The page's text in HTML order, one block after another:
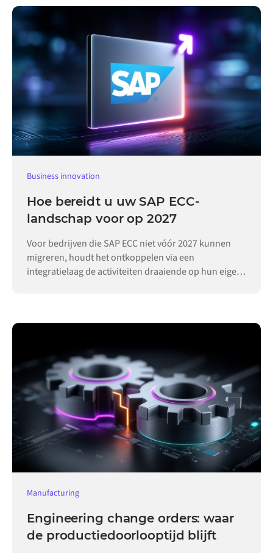
Business innovation
Hoe bereidt u uw SAP ECC-
landschap voor op 2027
Voor bedrijven die SAP ECC niet vóór 2027 kunnen
migreren, houdt het ontkoppelen via een
integratielaag de activiteiten draaiende op hun eigen
Manufacturing
Engineering change orders: waar
de productiedoorlooptijd blijft